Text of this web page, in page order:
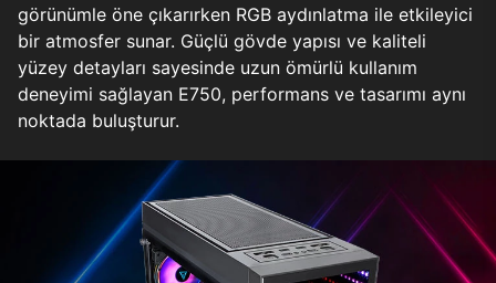
görünümle öne çıkarırken RGB aydınlatma ile etkileyici
bir atmosfer sunar. Güçlü gövde yapısı ve kaliteli
yüzey detayları sayesinde uzun ömürlü kullanım
deneyimi sağlayan E750, performans ve tasarımı aynı
noktada buluşturur.